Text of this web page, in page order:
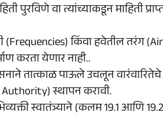
पुरविणे वा त्यांच्याकडून माहिती
किंवा हवेतील तरंग
करता येणार नाही..
तात्काळ पाऊले उचलून
स्थापन करावी.
स्वातंत्र्याने (कलम 19.1 आणि